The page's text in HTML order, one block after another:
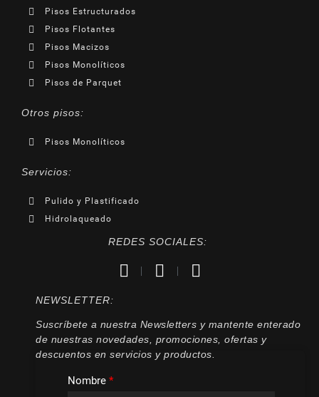
Pisos Estructurados
Pisos Flotantes
Pisos Macizos
Pisos Monolíticos
Pisos de Parquet
Otros pisos:
Pisos Monolíticos
Servicios:
Pulido y Plastificado
Hidrolaqueado
REDES SOCIALES:
NEWSLETTER:
Suscríbete a nuestra Newsletters y mantente enterado
de nuestras novedades, promociones, ofertas y
descuentos en servicios y productos.
Nombre *